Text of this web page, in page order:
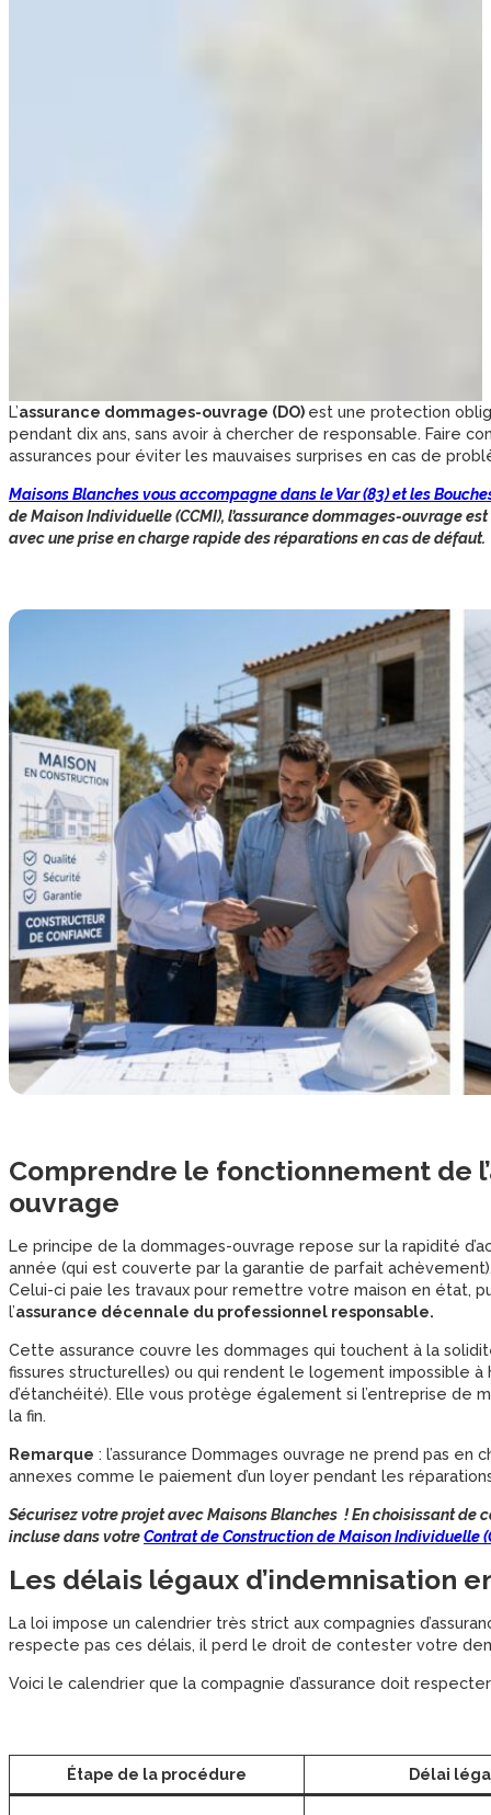
L’assurance dommages-ouvrage (DO) est une protection
pendant dix ans, sans avoir à chercher de responsable. Faire
assurances pour éviter les mauvaises surprises en cas de
Maisons Blanches vous accompagne dans le Var (83) et les
de Maison Individuelle (CCMI), l’assurance dommages-ouvrage
avec une prise en charge rapide des réparations en cas de défaut.
Comprendre le fonctionnement de
ouvrage
Le principe de la dommages-ouvrage repose sur la rapidité
année (qui est couverte par la garantie de parfait
Celui-ci paie les travaux pour remettre votre maison en état,
l’assurance décennale du professionnel responsable.
Cette assurance couvre les dommages qui touchent à la
fissures structurelles) ou qui rendent le logement impossible
d’étanchéité). Elle vous protège également si l’entreprise de
la fin.
Remarque : l’assurance Dommages ouvrage ne prend pas
annexes comme le paiement d’un loyer pendant les
Sécurisez votre projet avec Maisons Blanches ! En choisissant de
incluse dans votreContrat de Construction de Maison Individuelle
Les délais légaux d’indemnisation
La loi impose un calendrier très strict aux compagnies
respecte pas ces délais, il perd le droit de contester votre
Voici le calendrier que la compagnie d’assurance doit
Étape de la procédure Délai